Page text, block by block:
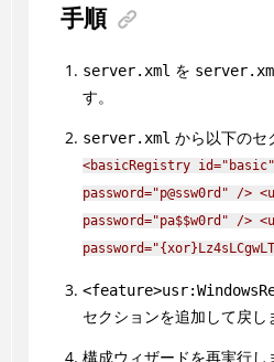
手順
server.xml を
す。
server.xml から以下のセ
<basicRegistry
password="p@ssw0rd" />
password="pa$$w0rd" />
セクションを追加して戻し
構成ウィザードを再実行し